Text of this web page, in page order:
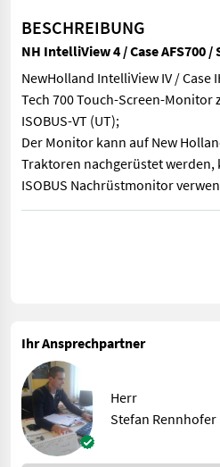
BESCHREIBUNG
NH IntelliView 4 / Case AFS700 /
NewHolland IntelliView IV / Case
Tech 700 Touch-Screen-Monitor
ISOBUS-VT (UT);
Der Monitor kann auf New
Traktoren nachgerüstet werden,
ISOBUS Nachrüstmonitor
NewHolland IntelliView IV / Case
Ihr Ansprechpartner
Herr
Stefan Rennhofer